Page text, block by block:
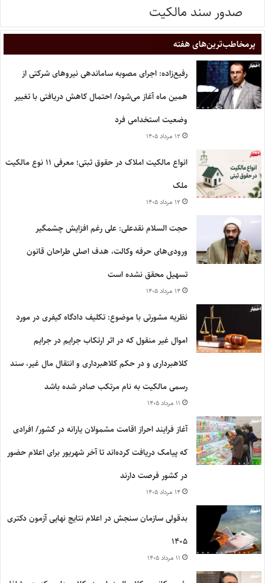
صدور سند مالکیت
پر‌مخاطب‌ترین‌های هفته
رفیع‌زاده: اجرای مصوبه ساماندهی نیروهای شرکتی از
همین ماه آغاز می‌شود/ احتمال کاهش دریافتی با تغییر
وضعیت استخدامی فرد
۱۲ مرداد ۱۴۰۵
انواع مالکیت املاک در حقوق ثبتی؛ معرفی ۱۱ نوع مالکیت
ملک
۱۲ مرداد ۱۴۰۵
حجت السلام نقدعلی: علی رغم افزایش چشمگیر
ورودی‌های حرفه وکالت، هدف اصلی طراحان قانون
تسهیل محقق نشده است
۱۴ مرداد ۱۴۰۵
نظریه مشورتی با موضوع: تکلیف دادگاه کیفری در مورد
اموال غیر منقول که در اثر ارتکاب جرایم در جرایم
کلاهبرداری و در حکم کلاهبرداری و انتقال مال غیر، سند
رسمی مالکیت به نام مرتکب صادر شده باشد
۱۱ مرداد ۱۴۰۵
آغاز فرایند احراز اقامت مشمولان یارانه در کشور/ افرادی
که پیامک دریافت کرده‌اند تا آخر شهریور برای اعلام حضور
در کشور فرصت دارند
۱۴ مرداد ۱۴۰۵
بدقولی سازمان سنجش در اعلام نتایج نهایی آزمون دکتری
۱۴۰۵
۱۱ مرداد ۱۴۰۵